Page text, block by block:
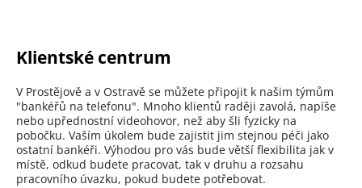
Klientské centrum
V Prostějově a v Ostravě se můžete připojit k našim týmům
"bankéřů na telefonu". Mnoho klientů raději zavolá, napíše
nebo upřednostní videohovor, než aby šli fyzicky na
pobočku. Vaším úkolem bude zajistit jim stejnou péči jako
ostatní bankéři. Výhodou pro vás bude větší flexibilita jak v
místě, odkud budete pracovat, tak v druhu a rozsahu
pracovního úvazku, pokud budete potřebovat.